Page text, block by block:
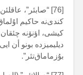
[76] “صابئر”،
کندی‌نە حاکیم
کیشی، اؤنۆنە چئقان
دیلیمیزدە بونو أن
بۇزماماق‌تئر”.